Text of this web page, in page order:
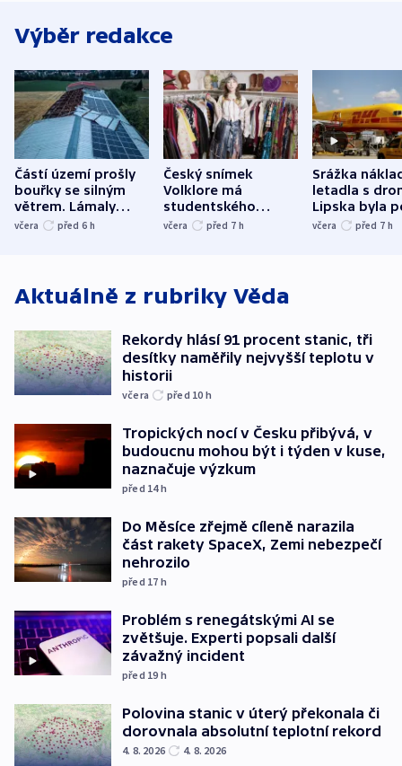
Výběr redakce
Částí území prošly
bouřky se silným
větrem. Lámaly
stromy a poničily
včera před 6 h
Český snímek
Volklore má
studentského
Oscara, zabojuje o
včera před 7 h
Srážka
letadla s
Lipska byla
německého
včera před 7 h
Aktuálně z rubriky Věda
Rekordy hlásí 91 procent stanic, tři
desítky naměřily nejvyšší teplotu v
historii
včera před 10 h
Tropických nocí v Česku přibývá, v
budoucnu mohou být i týden v kuse,
naznačuje výzkum
před 14h
Do Měsíce zřejmě cíleně narazila
část rakety SpaceX, Zemi nebezpečí
nehrozilo
před 17 h
Problém s renegátskými AI se
zvětšuje. Experti popsali další
závažný incident
před 19 h
Polovina stanic v úterý překonala či
dorovnala absolutní teplotní rekord
4. 8. 2026 4. 8. 2026